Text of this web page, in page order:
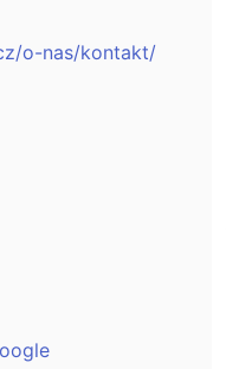
o-nas/kontakt/